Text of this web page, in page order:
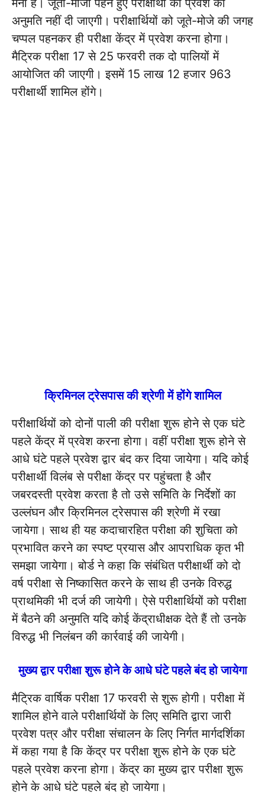
मना है। जूता-मोजा पहने हुए परीक्षार्थी को प्रवेश की
अनुमति नहीं दी जाएगी। परीक्षार्थियों को जूते-मोजे की जगह
चप्पल पहनकर ही परीक्षा केंद्र में प्रवेश करना होगा।
मैट्रिक परीक्षा 17 से 25 फरवरी तक दो पालियों में
आयोजित की जाएगी। इसमें 15 लाख 12 हजार 963
परीक्षार्थी शामिल होंगे।
क्रिमिनल ट्रेसपास की श्रेणी में होंगे शामिल
परीक्षार्थियों को दोनों पाली की परीक्षा शुरू होने से एक घंटे
पहले केंद्र में प्रवेश करना होगा। वहीं परीक्षा शुरू होने से
आधे घंटे पहले प्रवेश द्वार बंद कर दिया जायेगा। यदि कोई
परीक्षार्थी विलंब से परीक्षा केंद्र पर पहुंचता है और
जबरदस्ती प्रवेश करता है तो उसे समिति के निर्देशों का
उल्लंघन और क्रिमिनल ट्रेसपास की श्रेणी में रखा
जायेगा। साथ ही यह कदाचारहित परीक्षा की शुचिता को
प्रभावित करने का स्पष्ट प्रयास और आपराधिक कृत भी
समझा जायेगा। बोर्ड ने कहा कि संबंधित परीक्षार्थी को दो
वर्ष परीक्षा से निष्कासित करने के साथ ही उनके विरुद्ध
प्राथमिकी भी दर्ज की जायेगी। ऐसे परीक्षार्थियों को परीक्षा
में बैठने की अनुमति यदि कोई केंद्राधीक्षक देते हैं तो उनके
विरुद्ध भी निलंबन की कार्रवाई की जायेगी।
मुख्य द्वार परीक्षा शुरू होने के आधे घंटे पहले बंद हो जायेगा
मैट्रिक वार्षिक परीक्षा 17 फरवरी से शुरू होगी। परीक्षा में
शामिल होने वाले परीक्षार्थियों के लिए समिति द्वारा जारी
प्रवेश पत्र और परीक्षा संचालन के लिए निर्गत मार्गदर्शिका
में कहा गया है कि केंद्र पर परीक्षा शुरू होने के एक घंटे
पहले प्रवेश करना होगा। केंद्र का मुख्य द्वार परीक्षा शुरू
होने के आधे घंटे पहले बंद हो जायेगा।